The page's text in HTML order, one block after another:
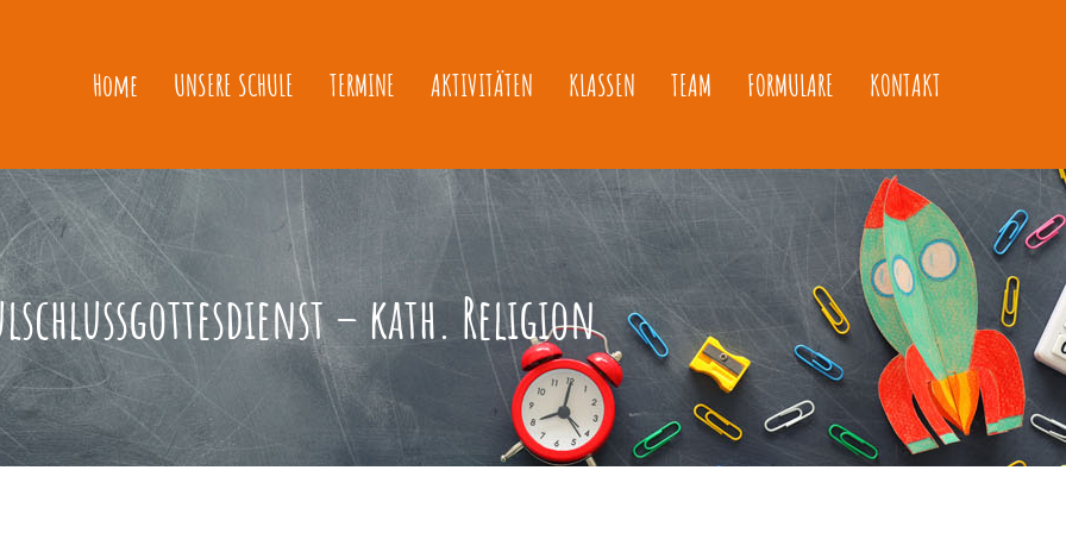
Home UNSERE SCHULE TERMINE AKTIVITÄTEN KLASSEN TEAM FORMULARE KONTAKT
– kath. Religion